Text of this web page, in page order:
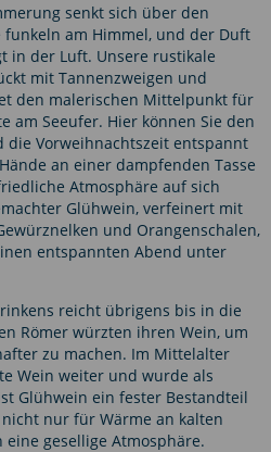
senkt sich über den
funkeln am Himmel, und der Duft
in der Luft. Unsere rustikale
mit Tannenzweigen und
den malerischen Mittelpunkt für
am Seeufer. Hier können Sie den
Vorweihnachtszeit entspannt
an einer dampfenden Tasse
Atmosphäre auf sich
Glühwein, verfeinert mit
und Orangenschalen,
entspannten Abend unter
reicht übrigens bis in die
Römer würzten ihren Wein, um
zu machen. Im Mittelalter
Wein weiter und wurde als
Glühwein ein fester Bestandteil
nur für Wärme an kalten
gesellige Atmosphäre.